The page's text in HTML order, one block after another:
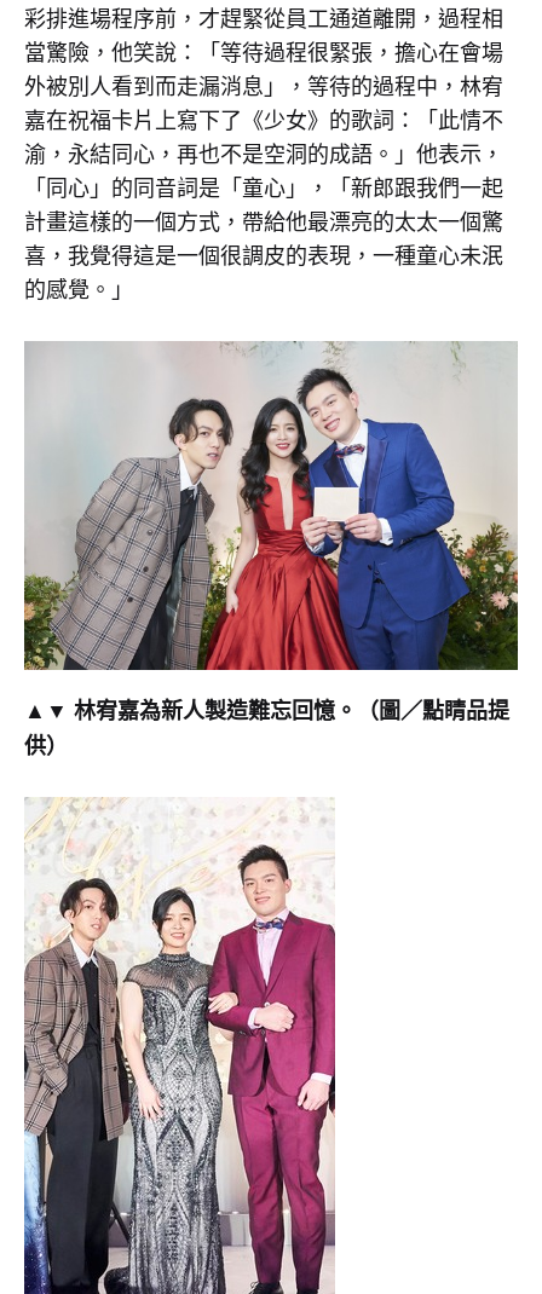
2020-
02-
0
SHARE
〈新
人
婚
禮
一
掉
爆
尖
叫〉
中
功
能
已
關
彩排進場程序前，才趕緊從員工通道離開，過程相
當驚險，他笑說：「等待過程很緊張，擔心在會場
外被別人看到而走漏消息」，等待的過程中，林宥
嘉在祝福卡片上寫下了《少女》的歌詞：「此情不
渝，永結同心，再也不是空洞的成語。」他表示，
「同心」的同音詞是「童心」，「新郎跟我們一起
計畫這樣的一個方式，帶給他最漂亮的太太一個驚
喜，我覺得這是一個很調皮的表現，一種童心未泯
的感覺。」
▲▼ 林宥嘉為新人製造難忘回憶。（圖／點睛品提
供）